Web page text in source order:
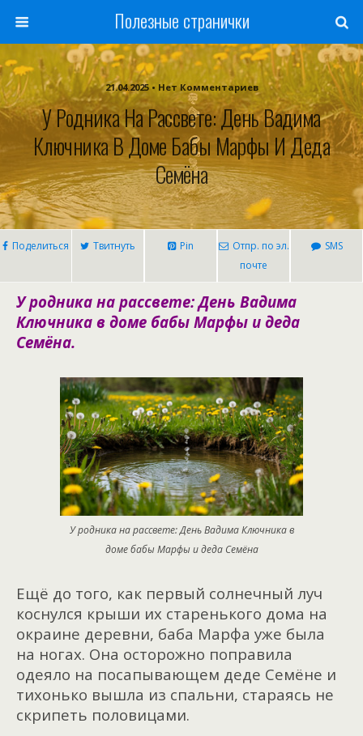
Полезные странички
21.04.2025 • Нет Комментариев
У Родника На Рассвете: День Вадима
Ключника В Доме Бабы Марфы И Деда
Семёна
Поделиться Твитнуть Pin
Отпр. по эл.
почте
SMS
У родника на рассвете: День Вадима
Ключника в доме бабы Марфы и деда
Семёна.
У родника на рассвете: День Вадима Ключника в
доме бабы Марфы и деда Семёна
Ещё до того, как первый солнечный луч
коснулся крыши их старенького дома на
окраине деревни, баба Марфа уже была
на ногах. Она осторожно поправила
одеяло на посапывающем деде Семёне и
тихонько вышла из спальни, стараясь не
скрипеть половицами.